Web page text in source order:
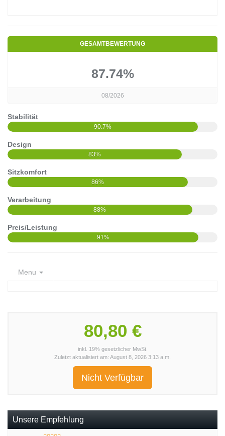
GESAMTBEWERTUNG
87.74%
08/2026
Stabilität
90.7%
Design
83%
Sitzkomfort
86%
Verarbeitung
88%
Preis/Leistung
91%
Menu
80,80 €
inkl. 19% gesetzlicher MwSt.
Zuletzt aktualisiert am: August 8, 2026 3:13 a.m.
Nicht Verfügbar
Unsere Empfehlung